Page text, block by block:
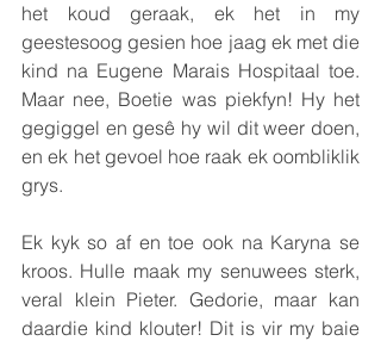
het koud geraak, ek het in my
geestesoog gesien hoe jaag ek met die
kind na Eugene Marais Hospitaal toe.
Maar nee, Boetie was piekfyn! Hy het
gegiggel en gesê hy wil dit weer doen,
en ek het gevoel hoe raak ek oombliklik
grys.
Ek kyk so af en toe ook na Karyna se
kroos. Hulle maak my senuwees sterk,
veral klein Pieter. Gedorie, maar kan
daardie kind klouter! Dit is vir my baie